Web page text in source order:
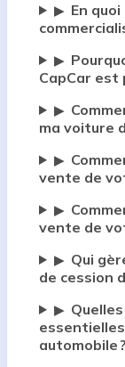
▶ En
▶
CapCar est
▶
ma voiture
▶
vente de
▶
vente de
▶ Qui
de cession
▶
automobile ?